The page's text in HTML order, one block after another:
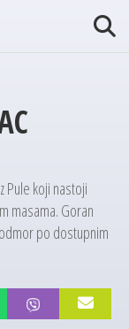
Pule koji nastoji
masama. Goran
po dostupnim